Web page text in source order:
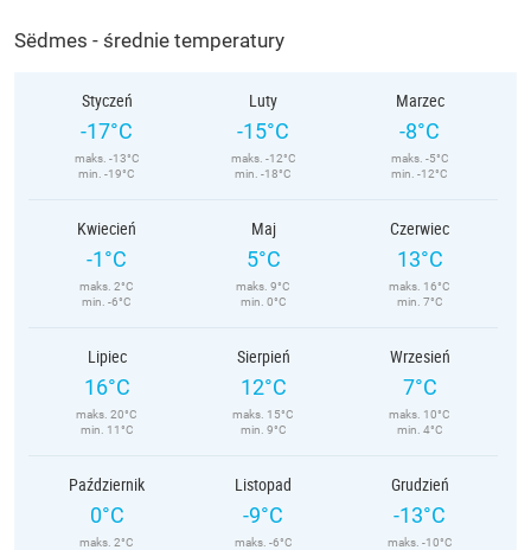
Sëdmes - średnie temperatury
Styczeń
-17°C
maks. -13°C
min. -19°C
Luty
-15°C
maks. -12°C
min. -18°C
Marzec
-8°C
maks. -5°C
min. -12°C
Kwiecień
-1°C
maks. 2°C
min. -6°C
Maj
5°C
maks. 9°C
min. 0°C
Czerwiec
13°C
maks. 16°C
min. 7°C
Lipiec
16°C
maks. 20°C
min. 11°C
Sierpień
12°C
maks. 15°C
min. 9°C
Wrzesień
7°C
maks. 10°C
min. 4°C
Październik
0°C
maks. 2°C
Listopad
-9°C
maks. -6°C
Grudzień
-13°C
maks. -10°C